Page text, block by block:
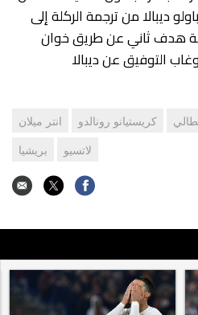
ديبالا من ترجمة الركلة إلى
هدف ثاني عن طريق خوان
التوفيق عن ديبالا
كريستيانو رونالدو
انتر ميلان
لاتسيو
بريشيا